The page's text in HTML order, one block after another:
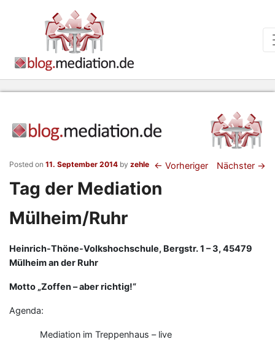
← Vorheriger Nächster →
Tag der Mediation
Mülheim/Ruhr
Posted on 11. September 2014 by zehle
Heinrich-Thöne-Volkshochschule, Bergstr. 1 – 3, 45479
Mülheim an der Ruhr
Motto „Zoffen – aber richtig!“
Agenda:
Mediation im Treppenhaus – live